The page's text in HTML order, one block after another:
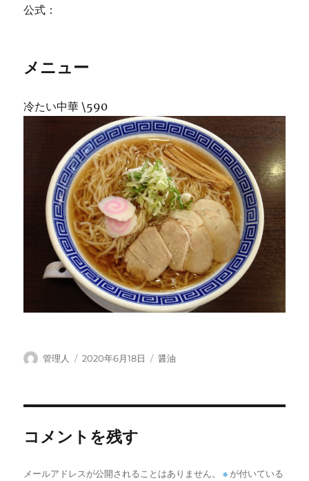
公式：
メニュー
冷たい中華 \590
投
管理人
投
2020年6月18日
カ
醤油
コメントを残す
メールアドレスが公開されることはありません。 ※ が付いている